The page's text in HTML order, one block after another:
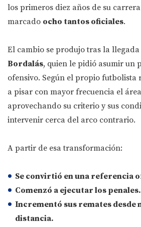
los primeros diez años de su
marcado ocho tantos oficiales.
El cambio se produjo tras la
Bordalás, quien le pidió asumir un
ofensivo. Según el propio futbolista
a pisar con mayor frecuencia el
aprovechando su criterio y sus
intervenir cerca del arco contrario.
A partir de esa transformación:
Se convirtió en una referencia
Comenzó a ejecutar los penales.
Incrementó sus remates desde
distancia.